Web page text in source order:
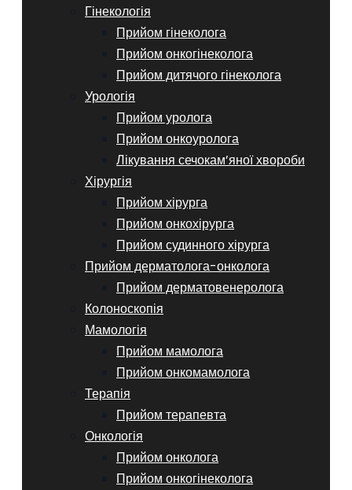
Гінекологія
Прийом гінеколога
Прийом онкогінеколога
Прийом дитячого гінеколога
Урологія
Прийом уролога
Прийом онкоуролога
Лікування сечокам’яної хвороби
Хірургія
Прийом хірурга
Прийом онкохірурга
Прийом судинного хірурга
Прийом дерматолога-онколога
Прийом дерматовенеролога
Колоноскопія
Мамологія
Прийом мамолога
Прийом онкомамолога
Терапія
Прийом терапевта
Онкологія
Прийом онколога
Прийом онкогінеколога